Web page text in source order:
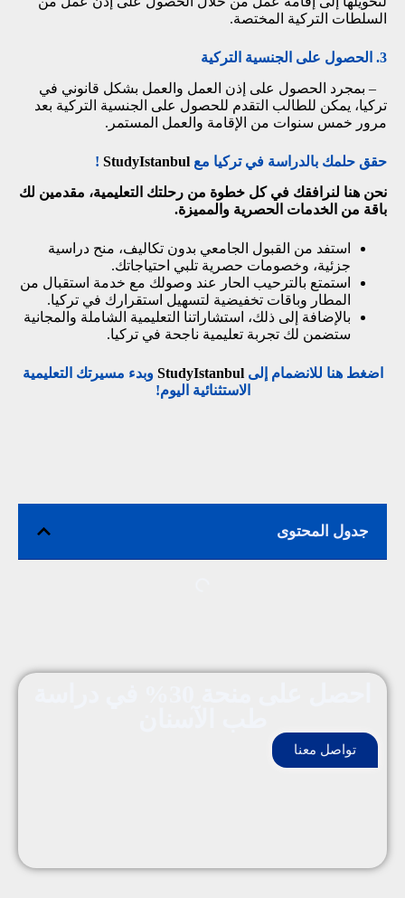
جدول المحتوى
تواصل معنا
السلطات التركية المختصة.
3. الحصول على الجنسية التركية
– بمجرد الحصول على إذن العمل والعمل بشكل قانوني في
تركيا، يمكن للطالب التقدم للحصول على الجنسية التركية بعد
مرور خمس سنوات من الإقامة والعمل المستمر.
حقق حلمك بالدراسة في تركيا مع StudyIstanbul
!
نحن هنا لنرافقك في كل خطوة من رحلتك التعليمية، مقدمين لك
باقة من الخدمات الحصرية والمميزة.
استفد من القبول الجامعي بدون تكاليف، منح دراسية
جزئية، وخصومات حصرية تلبي احتياجاتك.
استمتع بالترحيب الحار عند وصولك مع خدمة استقبال من
المطار وباقات تخفيضية لتسهيل استقرارك في تركيا.
بالإضافة إلى ذلك، استشاراتنا التعليمية الشاملة والمجانية
ستضمن لك تجربة تعليمية ناجحة في تركيا.
اضغط هنا للانضمام إلىStudyIstanbul وبدء مسيرتك التعليمية
الاستثنائية اليوم!